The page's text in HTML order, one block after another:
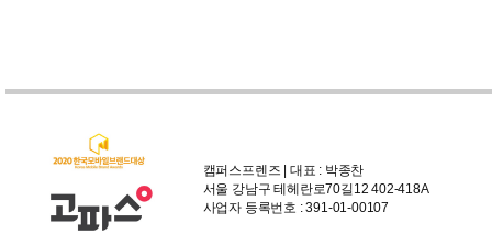
캠퍼스프렌즈 | 대표 : 박종찬
서울 강남구 테헤란로70길12 402-418A
사업자 등록번호 : 391-01-00107